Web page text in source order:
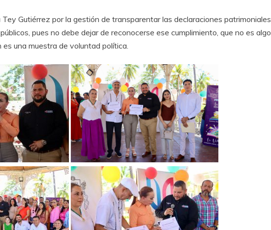
Gutiérrez por la gestión de transparentar las declaraciones patrimoniales
pues no debe dejar de reconocerse ese cumplimiento, que no es algo
una muestra de voluntad política.